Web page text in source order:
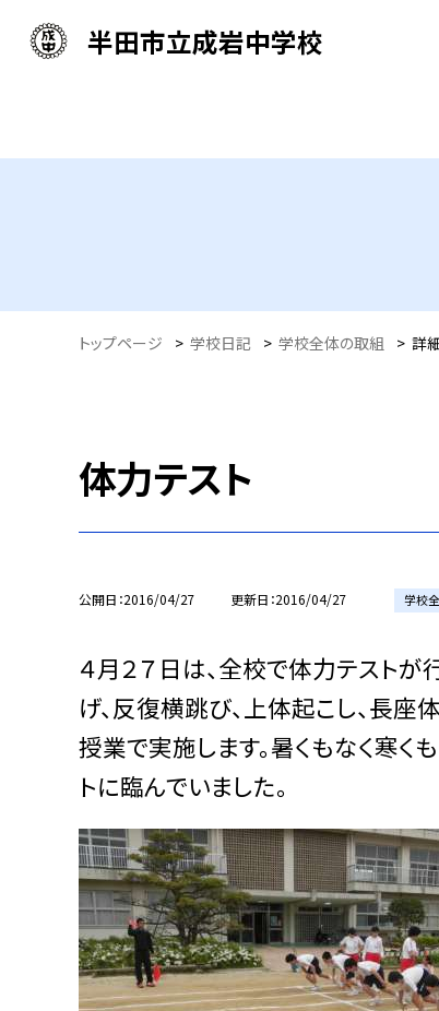
半田市立成岩中学校
トップページ > 学校日記 > 学校全体の取組 > 詳
体力テスト
公開日 2016/04/27 更新日 2016/04/27 学校
４月２７日は、全校で体力テストが
げ、反復横跳び、上体起こし、長
授業で実施します。暑くもなく寒
トに臨んでいました。